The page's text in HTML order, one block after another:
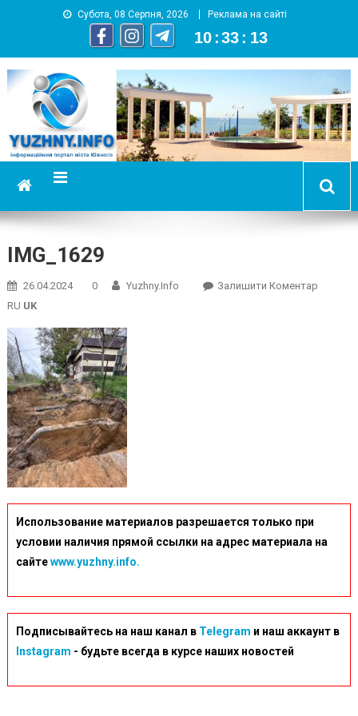
Субота, 08 Серпня, 2026 Реклама на сайті
10 :33 : 13
YUZHNY.INFO
информационный портал города Южный
IMG_1629
26.04.2024 0 Yuzhny.info Залишити КоментарOn
RU UK
Использование материалов разрешается только при
условии наличия прямой ссылки на адрес материала на
сайтеwww.yuzhny.info.
Подписывайтесь на наш канал в Telegram и наш аккаунт в
Instagram - будьте всегда в курсе наших новостей